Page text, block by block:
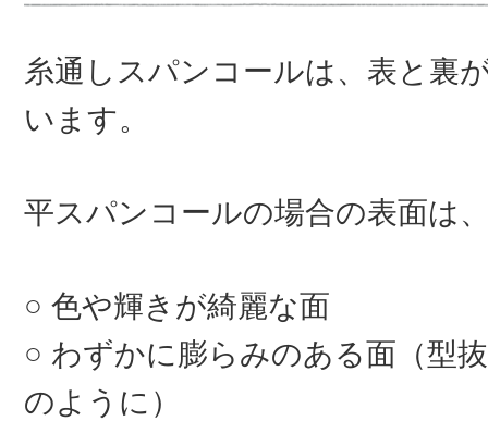
糸通しスパンコールは、表と裏
います。
平スパンコールの場合の表面は
色や輝きが綺麗な面
わずかに膨らみのある面（型
のように）